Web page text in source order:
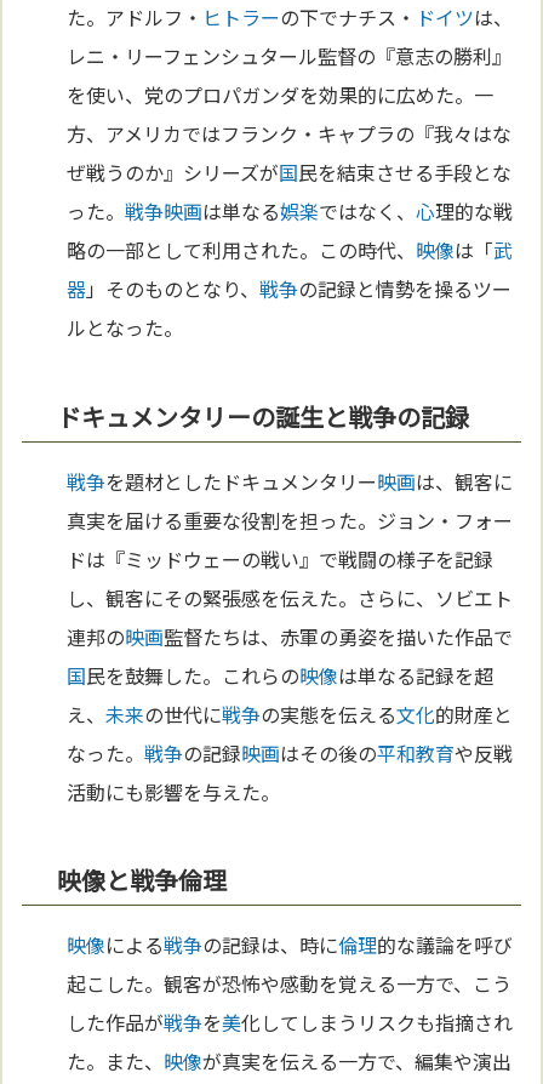
た。アドルフ・ ヒトラーの下でナチス・ ドイツは、
レニ・リーフェンシュタール監督の『意志の勝利』
を使い、党のプロパガンダを効果的に広めた。一
方、アメリカではフランク・キャプラの『我々はな
ぜ戦うのか』シリーズが国民を結束させる手段とな
った。戦争映画は単なる娯楽ではなく、心理的な戦
略の一部として利用された。この時代、 映像は「武
器」そのものとなり、戦争の記録と情勢を操るツー
ルとなった。
ドキュメンタリーの誕生と戦争の記録
戦争を題材としたドキュメンタリー映画は、観客に
真実を届ける重要な役割を担った。ジョン・フォー
ドは『ミッドウェーの戦い』で戦闘の様子を記録
し、観客にその緊張感を伝えた。さらに、ソビエト
連邦の映画監督たちは、赤軍の勇姿を描いた作品で
国民を鼓舞した。これらの映像は単なる記録を超
え、未来の世代に戦争の実態を伝える文化的財産と
なった。戦争の記録映画はその後の平和教育や反戦
活動にも影響を与えた。
映像と戦争倫理
映像による戦争の記録は、時に倫理的な議論を呼び
起こした。観客が恐怖や感動を覚える一方で、こう
した作品が戦争を美化してしまうリスクも指摘され
た。また、 映像が真実を伝える一方で、編集や演出